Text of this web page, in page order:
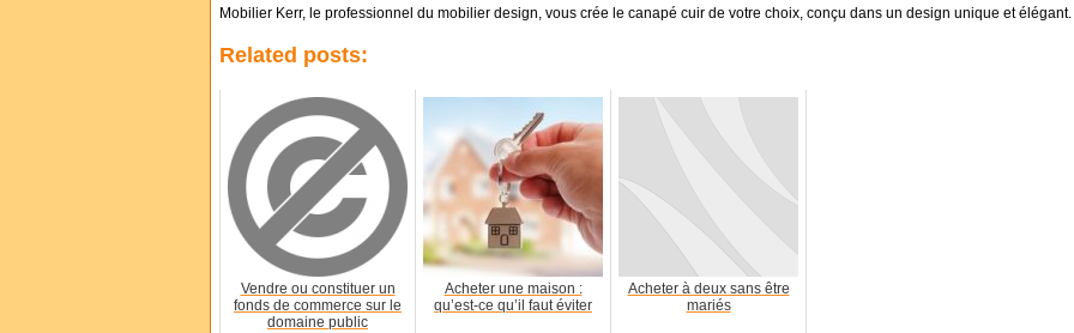
Mobilier Kerr, le professionnel du mobilier design, vous crée le canapé cuir de votre choix, conçu dans un design unique et élégant.
Related posts:
Vendre ou constituer un
fonds de commerce sur le
domaine public
Acheter une maison :
qu’est-ce qu’il faut éviter
Acheter à deux sans être
mariés